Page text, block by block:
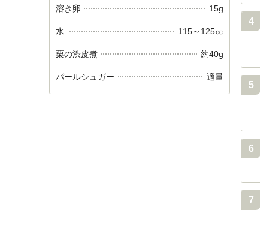
溶き卵 15g
水 115～125㏄
栗の渋皮煮 約40g
パールシュガー 適量
4
5
6
7